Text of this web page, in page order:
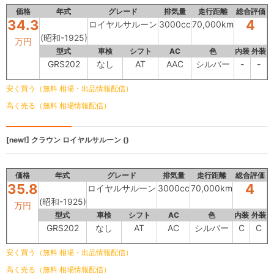
価格 年式 グレード 排気量 走行距離 総合評価
34.3
万円 (昭和-1925)
ロイヤルサルーン 3000cc70,000km 4
型式 車検 シフト AC 色 内装 外装
GRS202 なし AT AAC シルバー - -
安く買う（無料 相場・出品情報配信）
高く売る（無料 相場情報配信）
[new!] クラウン ロイヤルサルーン ()
価格 年式 グレード 排気量 走行距離 総合評価
35.8
万円 (昭和-1925)
ロイヤルサルーン 3000cc70,000km 4
型式 車検 シフト AC 色 内装 外装
GRS202 なし AT AC シルバー C C
安く買う（無料 相場・出品情報配信）
高く売る（無料 相場情報配信）